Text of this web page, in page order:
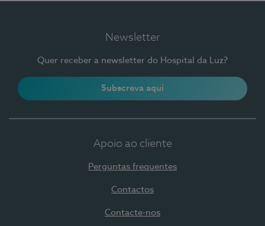
Newsletter
Quer receber a newsletter do Hospital da Luz?
Subscreva aqui
Apoio ao cliente
Perguntas frequentes
Contactos
Contacte-nos